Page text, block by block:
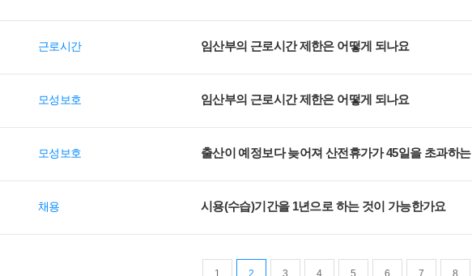
근로시간 임산부의 근로시간 제한은 어떻게 되나요
모성보호 임산부의 근로시간 제한은 어떻게 되나요
모성보호
채용 시용(수습)기간을 1년으로 하는 것이 가능한가요
1 2 3 4 5 6 7 8